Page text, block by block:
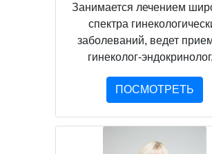
Занимается лечением
спектра
заболеваний, ведет
гинеколог-
ПОСМОТРЕТЬ